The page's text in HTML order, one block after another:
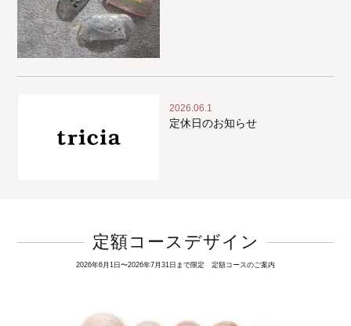
2026.06.1
定休日のお知らせ
定額コースデザイン
2026年6月1日〜2026年7月31日まで限定 定額コースのご案内